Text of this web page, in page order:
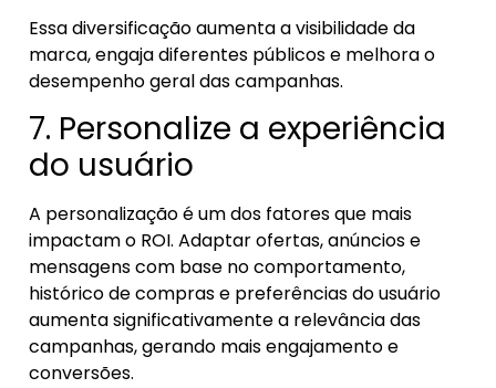
Essa diversificação aumenta a visibilidade da
marca, engaja diferentes públicos e melhora o
desempenho geral das campanhas.
7. Personalize a experiência
do usuário
A personalização é um dos fatores que mais
impactam o ROI. Adaptar ofertas, anúncios e
mensagens com base no comportamento,
histórico de compras e preferências do usuário
aumenta significativamente a relevância das
campanhas, gerando mais engajamento e
conversões.